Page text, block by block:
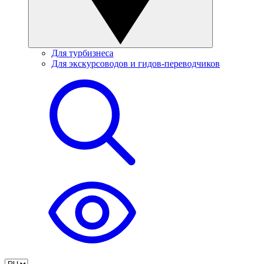
Для турбизнеса
Для экскурсоводов и гидов-переводчиков